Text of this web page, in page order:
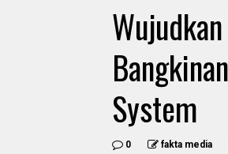
System
0 fakta media